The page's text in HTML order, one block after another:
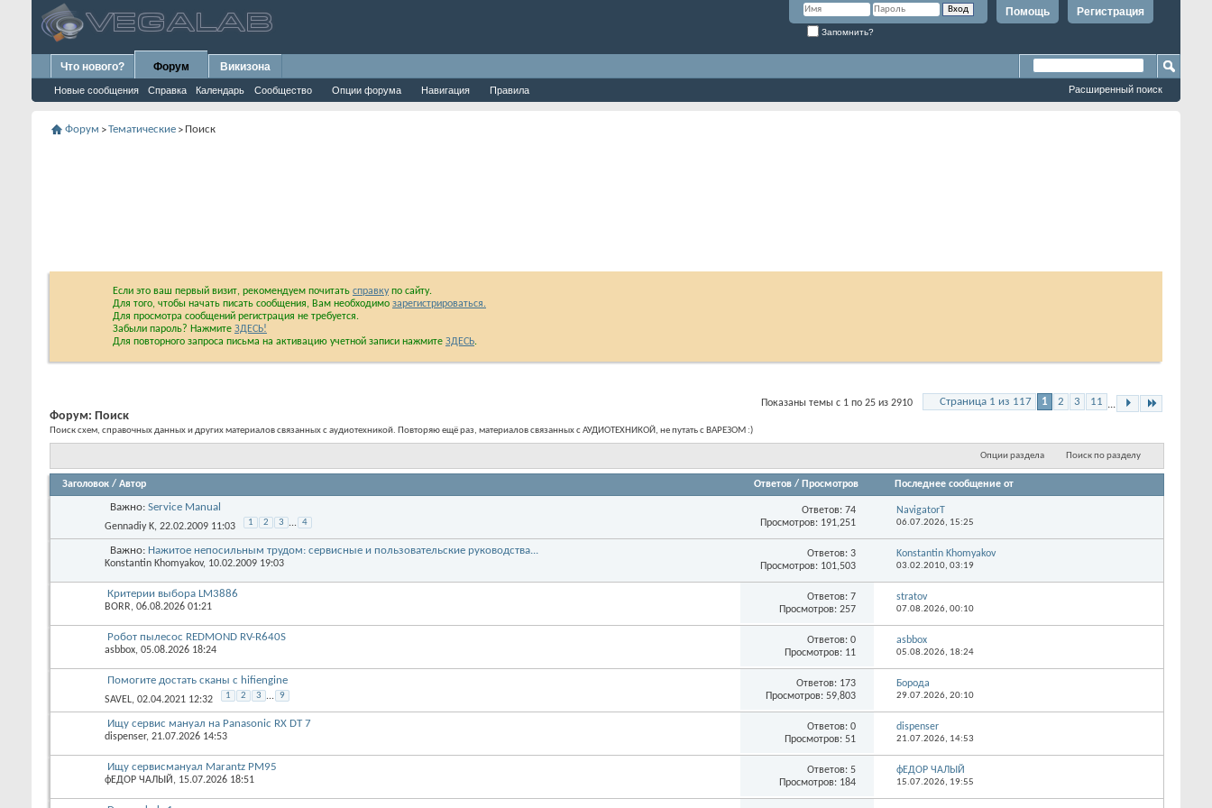
Регистрация
Помощь
Запомнить?
Что нового? Форум
Новые сообщения Справка Календарь Сообщество Опции форума Навигация Правила
Викизона
Расширенный поиск
Форум >Тематические > Поиск
Если это ваш первый визит, рекомендуем почитать справкупо сайту.
Для того, чтобы начать писать сообщения, Вам необходимо зарегистрироваться.
Для просмотра сообщений регистрация не требуется.
Забыли пароль? Нажмите ЗДЕСЬ!
Для повторного запроса письма на активацию учетной записи нажмите ЗДЕСЬ.
Страница 1 из 117 1 2 3 11 ...
Показаны темы с 1 по 25 из 2910
Форум: Поиск
Поиск схем, справочных данных и других материалов связанных с аудиотехникой. Повторяю ещё раз, материалов связанных с АУДИОТЕХНИКОЙ, не путать с ВАРЕЗОМ :)
Опции раздела Поиск по разделу
Заголовок / Автор Ответов / Просмотров Последнее сообщение от
Важно: Service Manual
Gennadiy K, 22.02.2009 11:03 1 2 3 ... 4
Ответов:74
Просмотров: 191,251
NavigatorT
06.07.2026, 15:25
Важно: Нажитое непосильным трудом: сервисные и пользовательские руководства...
Konstantin Khomyakov, 10.02.2009 19:03
Ответов:3
Просмотров: 101,503
Konstantin Khomyakov
03.02.2010, 03:19
Критерии выбора LM3886
BORR, 06.08.2026 01:21
Ответов:7
Просмотров: 257
stratov
07.08.2026, 00:10
Робот пылесос REDMOND RV-R640S
asbbox, 05.08.2026 18:24
Ответов:0
Просмотров: 11
asbbox
05.08.2026, 18:24
Помогите достать сканы с hifiengine
SAVEL, 02.04.2021 12:32 1 2 3 ... 9
Ответов: 173
Просмотров: 59,803
Борода
29.07.2026, 20:10
Ищу сервис мануал на Panasonic RX DT 7
dispenser, 21.07.2026 14:53
Ответов:0
Просмотров: 51
dispenser
21.07.2026, 14:53
Ищу сервисмануал Marantz PM95
фЕДОР ЧАЛЫЙ , 15.07.2026 18:51
Ответов:5
Просмотров: 184
фЕДОР ЧАЛЫЙ
15.07.2026, 19:55